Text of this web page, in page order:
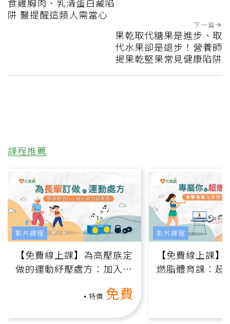
食雞胸肉、乳清蛋白藏陷
阱 醫提醒這類人需當心
下一篇
果乾取代糖果是進步、取
代水果卻是退步！營養師
揭果乾堅果常見健康陷阱
課程推薦
【免費線上課】為高壓族定
做的運動紓壓處方：加入行
特價 免費
影片課程
【免費線上課
燃脂體育課：超
影片課程